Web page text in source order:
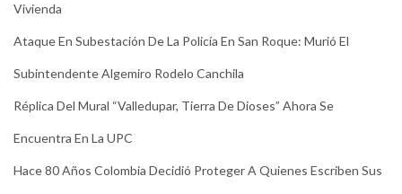
Vivienda
Ataque En Subestación De La Policía En San Roque: Murió El
Subintendente Algemiro Rodelo Canchila
Réplica Del Mural “Valledupar, Tierra De Dioses” Ahora Se
Encuentra En La UPC
Hace 80 Años Colombia Decidió Proteger A Quienes Escriben Sus